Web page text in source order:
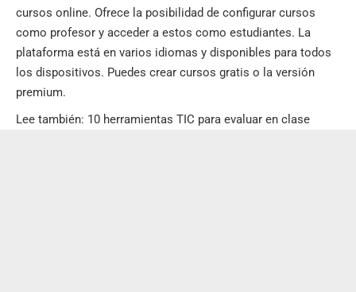
cursos online. Ofrece la posibilidad de configurar cursos
como profesor y acceder a estos como estudiantes. La
plataforma está en varios idiomas y disponibles para todos
los dispositivos. Puedes crear cursos gratis o la versión
premium.
Lee también: 10 herramientas TIC para evaluar en clase